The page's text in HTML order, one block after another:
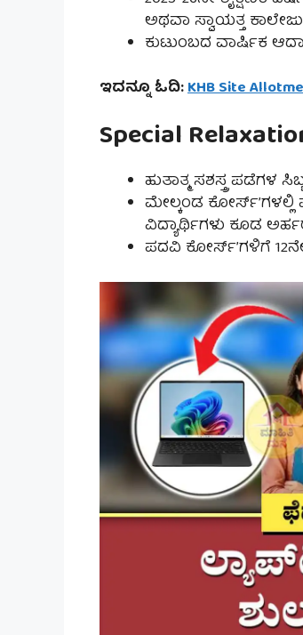
ಅಥವಾ ಸ್ವಾಯತ್ತ
ಕುಟುಂಬದ ವಾರ್ಷಿಕ
ಇದನ್ನೂ ಓದಿ:KHB Site
Special
ಹುತಾತ್ಮ ಸಶಸ್ತ್ರ
ಮೇಲ್ಕಂಡ
ವಿದ್ಯಾರ್ಥಿಗಳು ಕೂಡ
ಪದವಿ ಕೋರ್ಸ್’ಗಳಿಗೆ